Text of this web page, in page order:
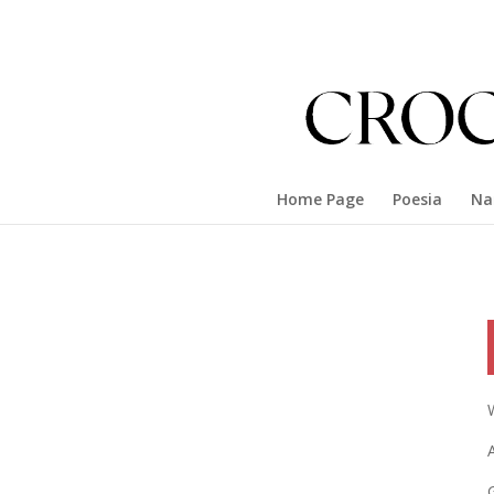
Home Page Poesia